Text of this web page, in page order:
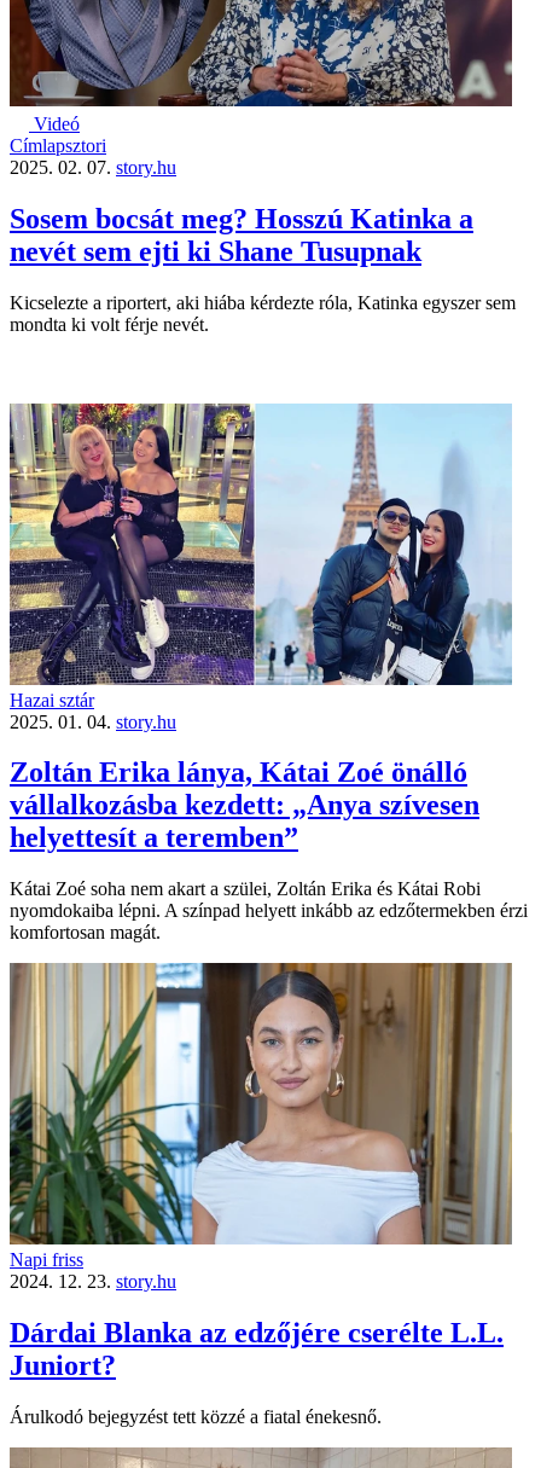
Videó
Címlapsztori
2025. 02. 07. story.hu
Sosem bocsát meg? Hosszú Katinka a
nevét sem ejti ki Shane Tusupnak
Kicselezte a riportert, aki hiába kérdezte róla, Katinka egyszer sem
mondta ki volt férje nevét.
Hazai sztár
2025. 01. 04. story.hu
Zoltán Erika lánya, Kátai Zoé önálló
vállalkozásba kezdett: „Anya szívesen
helyettesít a teremben”
Kátai Zoé soha nem akart a szülei, Zoltán Erika és Kátai Robi
nyomdokaiba lépni. A színpad helyett inkább az edző­termekben érzi
komfortosan magát.
Napi friss
2024. 12. 23. story.hu
Dárdai Blanka az edzőjére cserélte L.L.
Juniort?
Árulkodó bejegyzést tett közzé a fiatal énekesnő.